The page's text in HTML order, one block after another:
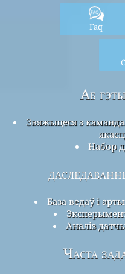
Faq
Аб
Звяжыцеся з
Набор
База ведаў і
Аналіз
Часта